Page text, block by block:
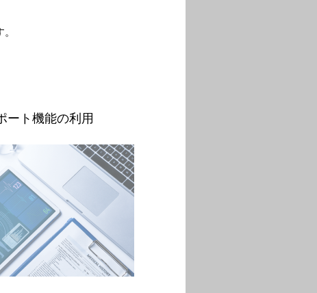
ート機能の利用